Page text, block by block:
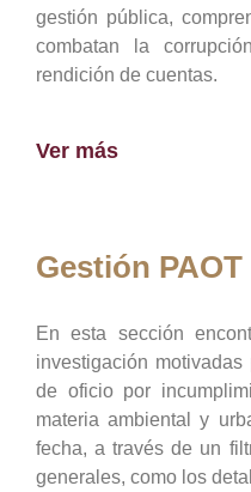
gestión pública,
combatan la
rendición de cuentas.
Ver más
Gestión PAOT
En esta sección
investigación
de oficio por
materia ambiental y
fecha, a través de un
generales, como los